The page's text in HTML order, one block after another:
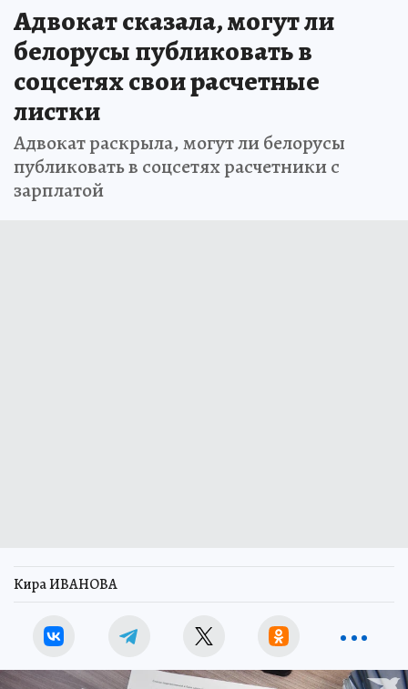
Адвокат сказала, могут ли
белорусы публиковать в
соцсетях свои расчетные
листки
Адвокат раскрыла, могут ли белорусы
публиковать в соцсетях расчетники с
зарплатой
Кира ИВАНОВА